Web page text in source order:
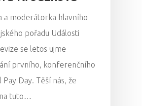
a moderátorka hlavního
pořadu Události
se letos ujme
prvního, konferenčního
Pay Day. Těší nás, že
tuto…